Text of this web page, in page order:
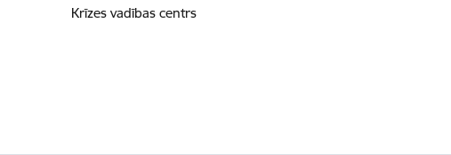
Krīzes vadības centrs